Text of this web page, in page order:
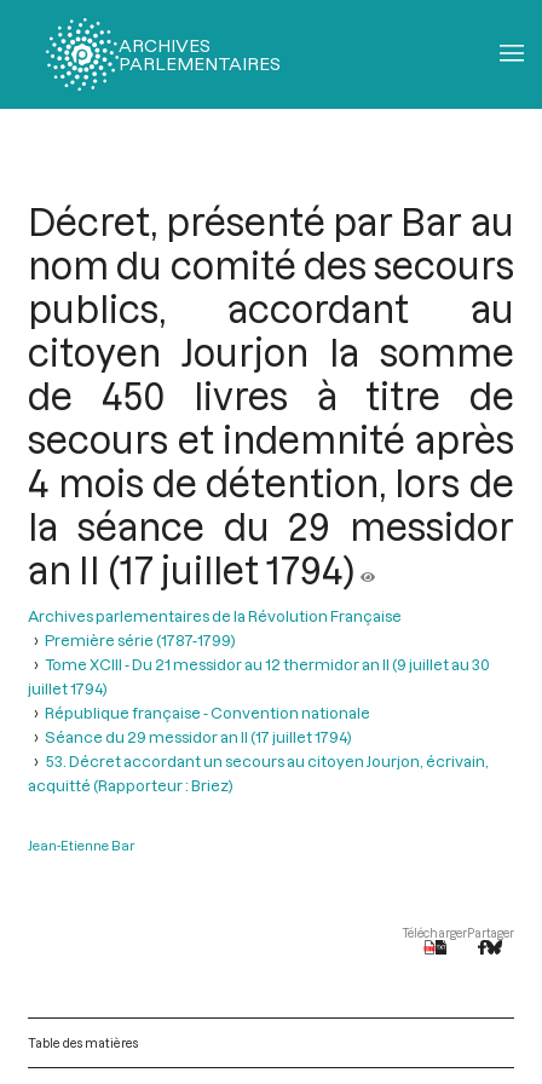
ARCHIVES
PARLEMENTAIRES
Décret, présenté par Bar au
nom du comité des secours
publics, accordant au
citoyen Jourjon la somme
de 450 livres à titre de
secours et indemnité après
4 mois de détention, lors de
la séance du 29 messidor
an II (17 juillet 1794)
Archives parlementaires de la Révolution Française
Première série (1787-1799)
Tome XCIII - Du 21 messidor au 12 thermidor an II (9 juillet au 30
juillet 1794)
République française - Convention nationale
Séance du 29 messidor an II (17 juillet 1794)
53. Décret accordant un secours au citoyen Jourjon, écrivain,
acquitté (Rapporteur : Briez)
Jean-Etienne Bar
TéléchargerPartager
Table des matières